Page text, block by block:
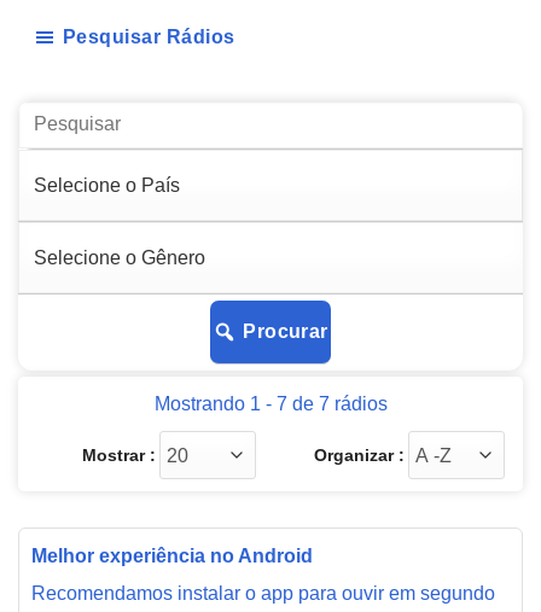
Pesquisar Rádios
Procurar
Mostrando 1 - 7 de 7 rádios
Mostrar : Organizar :
Melhor experiência no Android
Recomendamos instalar o app para ouvir em segundo